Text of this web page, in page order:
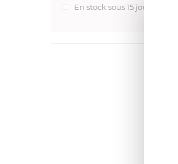
En stock sous 15 jours